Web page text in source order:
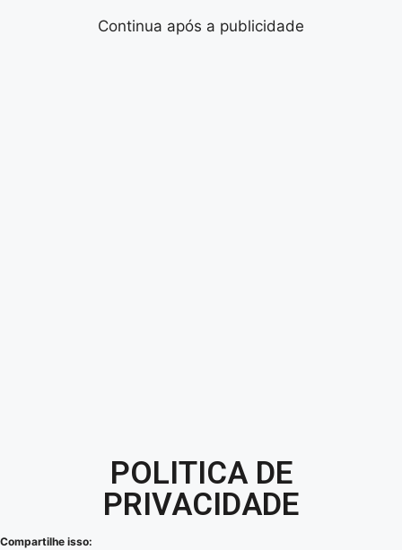
Continua após a publicidade
POLITICA DE
PRIVACIDADE
Compartilhe isso: